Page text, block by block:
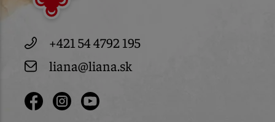
+421 54 4792 195
liana@liana.sk